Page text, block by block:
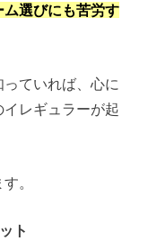
選びにも苦労す
ていれば、心に
レギュラーが起
。
ト